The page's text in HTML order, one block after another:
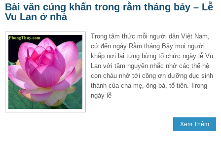
Bài văn cúng khấn trong rằm tháng bảy – Lễ
Vu Lan ở nhà
Trong tâm thức mỗi người dân Việt Nam,
cứ đến ngày Rằm tháng Bảy mọi người
khắp nơi lại tưng bừng tổ chức ngày lễ Vu
Lan với tâm nguyện nhắc nhở các thế hệ
con cháu nhớ tới công ơn dưỡng dục sinh
thành của cha mẹ, ông bà, tổ tiên. Trong
ngày lễ
Xem Thêm